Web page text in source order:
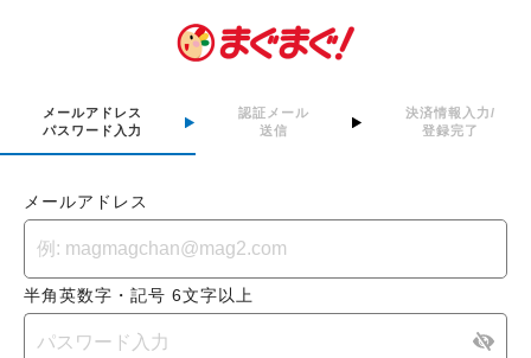
メールアドレス
パスワード入力
認証メール
送信
決済情報入力/
登録完了
メールアドレス
半角英数字・記号 6文字以上